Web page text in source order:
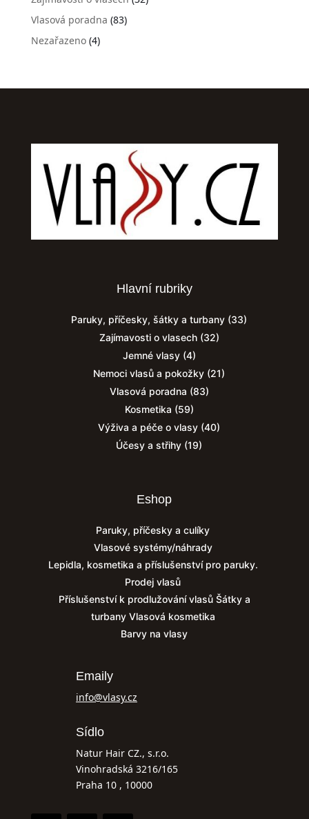
Vlasová poradna (83)
Nezařazeno(4)
Hlavní rubriky
Paruky, příčesky, šátky a turbany (33)
Zajímavosti o vlasech(32)
Jemné vlasy(4)
Nemoci vlasů a pokožky (21)
Vlasová poradna (83)
Kosmetika (59)
Výživa a péče o vlasy (40)
Účesy a střihy (19)
Eshop
Paruky, příčesky a culíky
Vlasové systémy/náhrady
Lepidla, kosmetika a příslušenství pro paruky.
Prodej vlasů
Příslušenství k prodlužování vlasů Šátky a
turbany Vlasová kosmetika
Barvy na vlasy
Emaily
info@vlasy.cz
Sídlo
Natur Hair CZ., s.r.o.
Vinohradská 3216/165
Praha 10 , 10000